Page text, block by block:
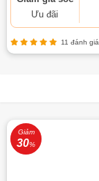
Ưu đãi
11 đánh giá
Giảm
30%